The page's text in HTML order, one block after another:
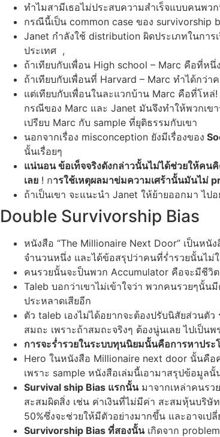
ทำไมสามีเธอไม่ประสบความสำเร็จแบบคนพ
กรณีนี้เป็น common case ของ survivorship
Janet กำลังใช้ distribution ผิดประเภทในกา
ประเทศ ,
ถ้าเทียบกับเพื่อน High school – Marc คือที่หนึ่
ถ้าเทียบกับเพื่อนที่ Harvard – Marc ทำได้กว่
แต่เทียบกับเพื่อนในละแวกบ้าน Marc คือที่โห
กรณีของ Marc และ Janet มันจึงทำให้พวกเข
เปรียบ Marc กับ sample ที่ยุติธรรมกับเขา
นอกจากเรื่อง misconception ยังมีเรื่องของ
นั้นเรื่อยๆ
แน่นอน ข้อเท็จจริงดังกล่าวนั้นไม่ได้ช่วยให้คน
เลย ! การใช้เหตุผลมาข่มความเศร้านั้นมันไม่
ถ้าเป็นเขา จะแนะนำ Janet ให้ย้ายออกมา ไ
Double Survivorship Bias
หนังสือ “The Millionaire Next Door” เป็นห
จำนวนหนึ่ง และได้ข้อสรุปว่าคนที่ร่ำรวยนั้นไม่
คนรวยนั้นจะป็นพวก Accumulator คือจะมีชีวิต
Taleb บอกว่าเขาไม่เข้าใจว่า พวกคนรวยๆนั้
ประหลาดเสียอีก
ตัว taleb เองไม่ได้อยากจะต้องปรับนิสัยส่วนตั
สมถะ เพราะถ้าสมถะจริงๆ ต้องนู่นเลย ไปเป็น
การจะร่ำรวยในระบบทุนนิยมนั้นคือการหาปร
Hero ในหนังสือ Millionaire next door นั้นคือ
เพราะ sample หนังสือเล่มนี้เอามาสรุปข้อมูล
Survival ship Bias แรกนั้นมาจากเหล่าคนรว
สะสมผิดสิ่ง เช่น ค่าเงินที่ไม่มีค่า สะสมหุ้นบริษั
50%ซึ่งจะช่วยให้มีตัวอย่างมากขึ้น และอาจเป
Survivorship Bias ที่สองนั้นเกิดจาก